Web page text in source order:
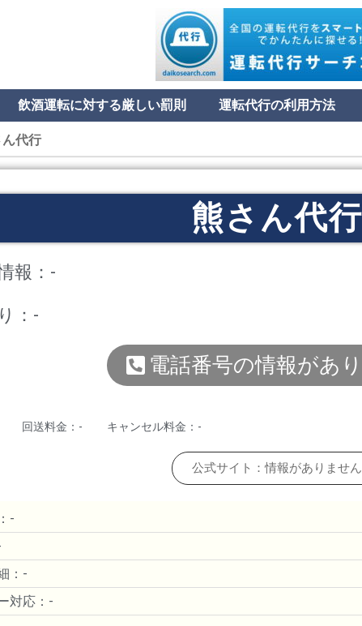
飲酒運転に対する厳しい罰則 運転代行の利用方法
代行
熊さん代行
報：-
：-
電話番号の情報があ
回送料金：- キャンセル料金：-
公式サイト：情報がありません
-
：-
対応：-